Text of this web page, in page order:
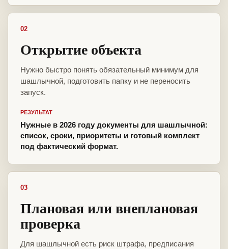
02
Открытие объекта
Нужно быстро понять обязательный минимум для
шашлычной, подготовить папку и не переносить
запуск.
РЕЗУЛЬТАТ
Нужные в 2026 году документы для шашлычной:
список, сроки, приоритеты и готовый комплект
под фактический формат.
03
Плановая или внеплановая
проверка
Для шашлычной есть риск штрафа, предписания